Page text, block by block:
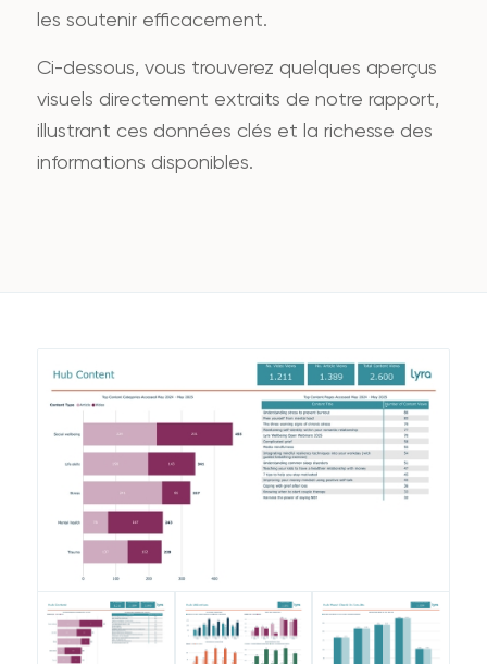
les soutenir efficacement.
Ci-dessous, vous trouverez quelques aperçus
visuels directement extraits de notre rapport,
illustrant ces données clés et la richesse des
informations disponibles.